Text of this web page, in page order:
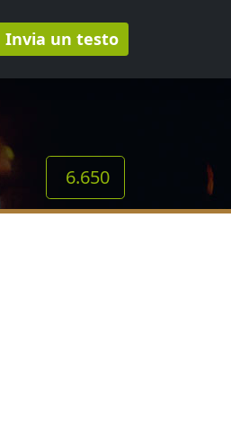
Invia un testo
6.650